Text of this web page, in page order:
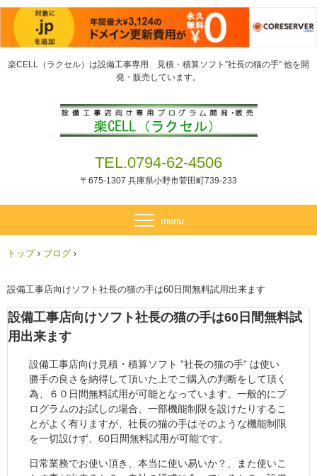
楽CELL（ラクセル）は設備工事専用 見積・積算ソフト”社長の猫の手” 他を開
発・販売しています。
TEL.0794-62-4506
〒675-1307 兵庫県小野市菅田町739-233
トップ › ブログ ›
設備工事店向けソフト社長の猫の手は60日間無料試用出来ます
設備工事店向けソフト社長の猫の手は60日間無料試
用出来ます
設備工事店向け見積・積算ソフト ”社長の猫の手” は使い
勝手の良さを納得して頂いた上でご購入の判断をして頂く
為、６０日間無料試用が可能となっています。一般的にプ
ログラムのお試しの場合、一部機能制限を設けたりするこ
とがよく有りますが、社長の猫の手はそのような機能制限
を一切設けず、60日間無料試用が可能です。
日常業務でお使い頂き、本当に使い易いか？、また使いこ